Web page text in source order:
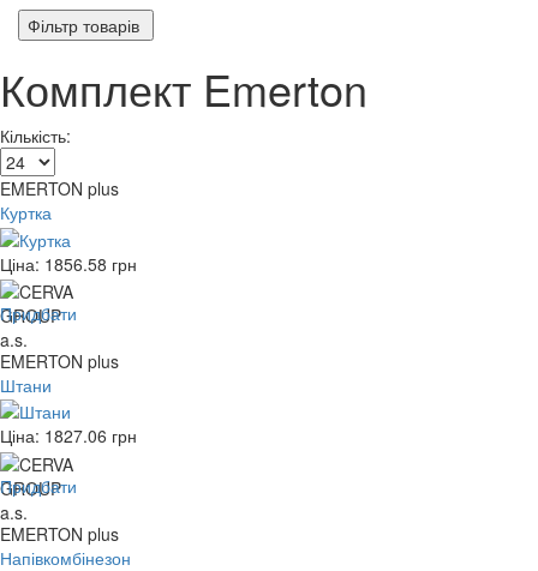
Фільтр товарів
Комплект Emerton
Кількість:
EMERTON plus
Куртка
Ціна: 1856.58 грн
Придбати
EMERTON plus
Штани
Ціна: 1827.06 грн
Придбати
EMERTON plus
Напівкомбінезон